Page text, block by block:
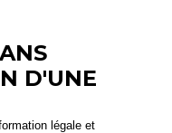
D'UNE
légale et